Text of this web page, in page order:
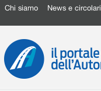
Chi siamo News e circolari